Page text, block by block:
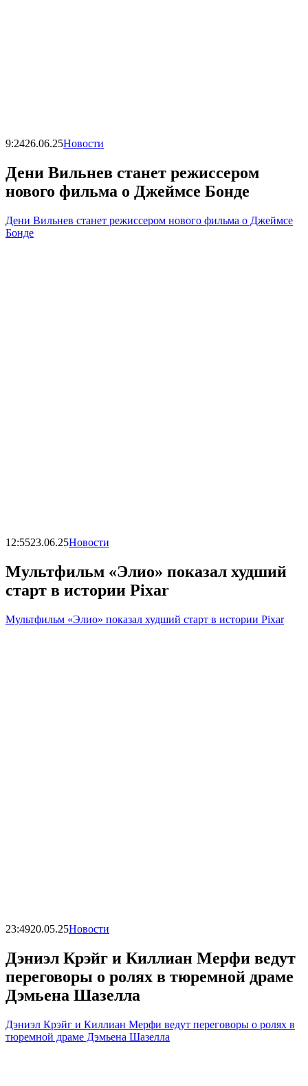
9:2426.06.25Новости
Дени Вильнев станет режиссером
нового фильма о Джеймсе Бонде
Дени Вильнев станет режиссером нового фильма о Джеймсе
Бонде
12:5523.06.25Новости
Мультфильм «Элио» показал худший
старт в истории Pixar
Мультфильм «Элио» показал худший старт в истории Pixar
23:4920.05.25Новости
Дэниэл Крэйг и Киллиан Мерфи ведут
переговоры о ролях в тюремной драме
Дэмьена Шазелла
Дэниэл Крэйг и Киллиан Мерфи ведут переговоры о ролях в
тюремной драме Дэмьена Шазелла